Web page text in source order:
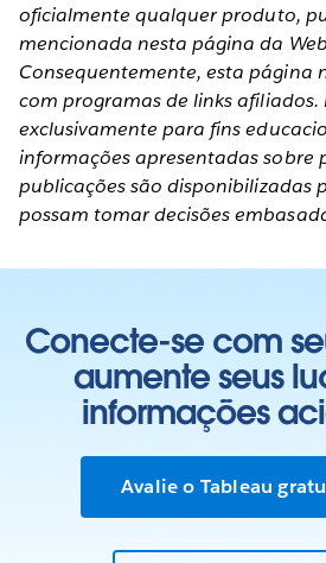
oficialmente qualquer produto,
mencionada nesta página da
Consequentemente, esta página
com programas de links afiliados.
exclusivamente para fins
informações apresentadas sobre
publicações são disponibilizadas
possam tomar decisões
Conecte-se com
aumente seus
informações
Avalie o Tableau